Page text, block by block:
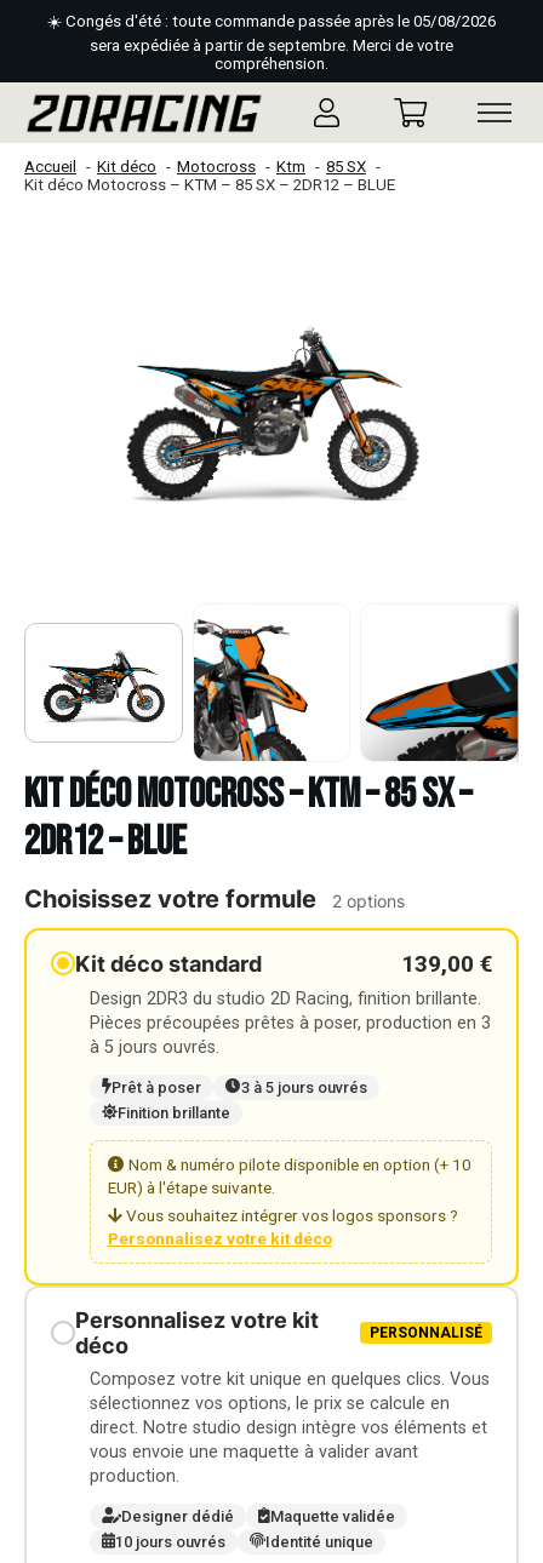
☀️ Congés d'été : toute commande passée après le 05/08/2026
sera expédiée à partir de septembre. Merci de votre
compréhension.
Accueil Kit déco Motocross Ktm
85 SX
Kit déco Motocross – KTM – 85 SX – 2DR12 – BLUE
Kit déco Motocross – KTM – 85 SX –
2DR12 – BLUE
Choisissez votre formule 2 options
Kit déco standard 139,00 €
Design 2DR3 du studio 2D Racing, finition brillante.
Pièces précoupées prêtes à poser, production en 3
à 5 jours ouvrés.
Prêt à poser
3 à 5 jours ouvrés
Finition brillante
Nom & numéro pilote disponible en option (+ 10
EUR) à l'étape suivante.
Vous souhaitez intégrer vos logos sponsors ?
Personnalisez votre kit déco
Personnalisez votre kit
déco
PERSONNALISÉ
Composez votre kit unique en quelques clics. Vous
sélectionnez vos options, le prix se calcule en
direct. Notre studio design intègre vos éléments et
vous envoie une maquette à valider avant
production.
Designer dédié
Maquette validée
10 jours ouvrés
Identité unique